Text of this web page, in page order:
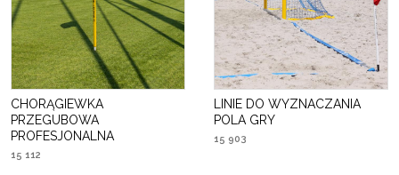
CHORĄGIEWKA
PRZEGUBOWA
PROFESJONALNA
15 112
LINIE DO WYZNACZANIA
POLA GRY
15 903